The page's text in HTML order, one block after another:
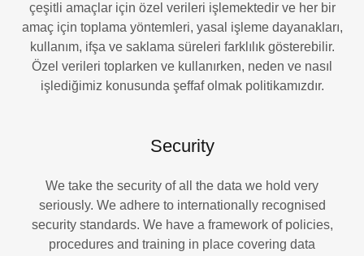
çeşitli amaçlar için özel verileri işlemektedir ve her bir
amaç için toplama yöntemleri, yasal işleme dayanakları,
kullanım, ifşa ve saklama süreleri farklılık gösterebilir.
Özel verileri toplarken ve kullanırken, neden ve nasıl
işlediğimiz konusunda şeffaf olmak politikamızdır.
Security
We take the security of all the data we hold very
seriously. We adhere to internationally recognised
security standards. We have a framework of policies,
procedures and training in place covering data